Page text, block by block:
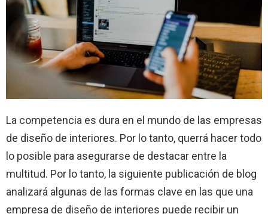
La competencia es dura en el mundo de las empresas
de diseño de interiores. Por lo tanto, querrá hacer todo
lo posible para asegurarse de destacar entre la
multitud. Por lo tanto, la siguiente publicación de blog
analizará algunas de las formas clave en las que una
empresa de diseño de interiores puede recibir un